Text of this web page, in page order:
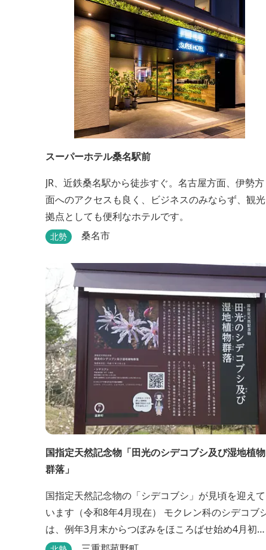
スーパーホテル桑名駅前
JR、近鉄桑名駅から徒歩すぐ。名古屋方面、伊勢方
面へのアクセスも良く、ビジネスのみならず、観光
拠点としても便利なホテルです。
北勢 桑名市
国指定天然記念物「田光のシデコブシ及び湿地植物
群落」
国指定天然記念物の「シデコブシ」が見頃を迎えて
います（令和8年4月現在） モクレン科のシデコブシ
は、例年3月末からつぼみをほころばせ始め4月初旬
に見頃を迎える日本固有の花です。 伊勢湾周辺の狭